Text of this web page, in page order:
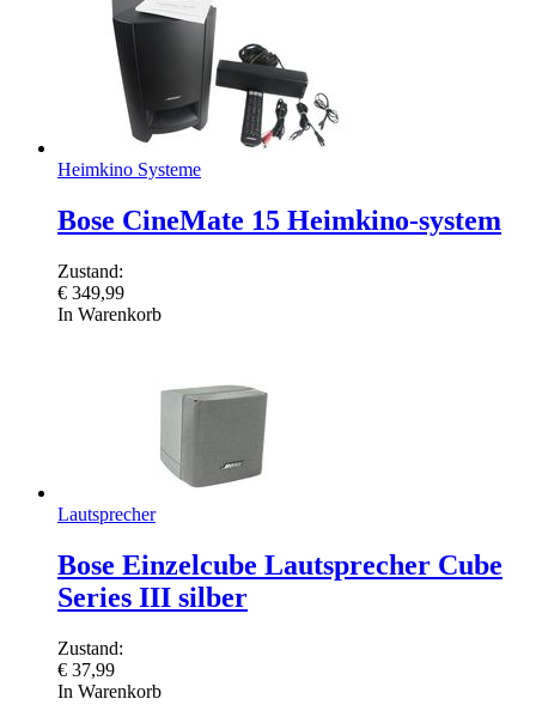
Heimkino Systeme
Bose CineMate 15 Heimkino-system
Zustand:
€ 349,99
In Warenkorb
Lautsprecher
Bose Einzelcube Lautsprecher Cube
Series III silber
Zustand:
€ 37,99
In Warenkorb